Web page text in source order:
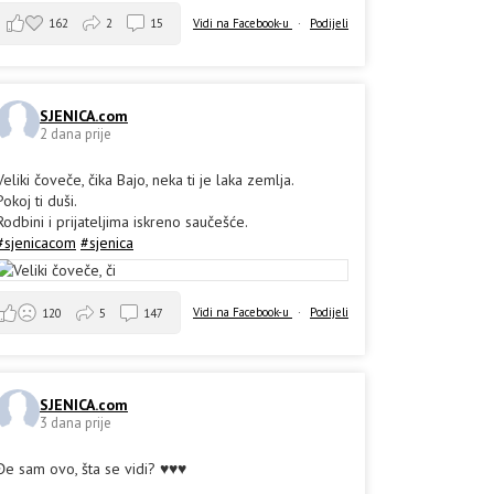
Vidi na Facebook-u · Podijeli
162 2 15
SJENICA.com
2 dana prije
čoveče, čika Bajo, neka ti je laka zemlja.
ti duši.
i prijateljima iskreno saučešće.
#sjenica
Vidi na Facebook-u · Podijeli
120 5 147
SJENICA.com
3 dana prije
sam ovo, šta se vidi? ♥️♥️♥️